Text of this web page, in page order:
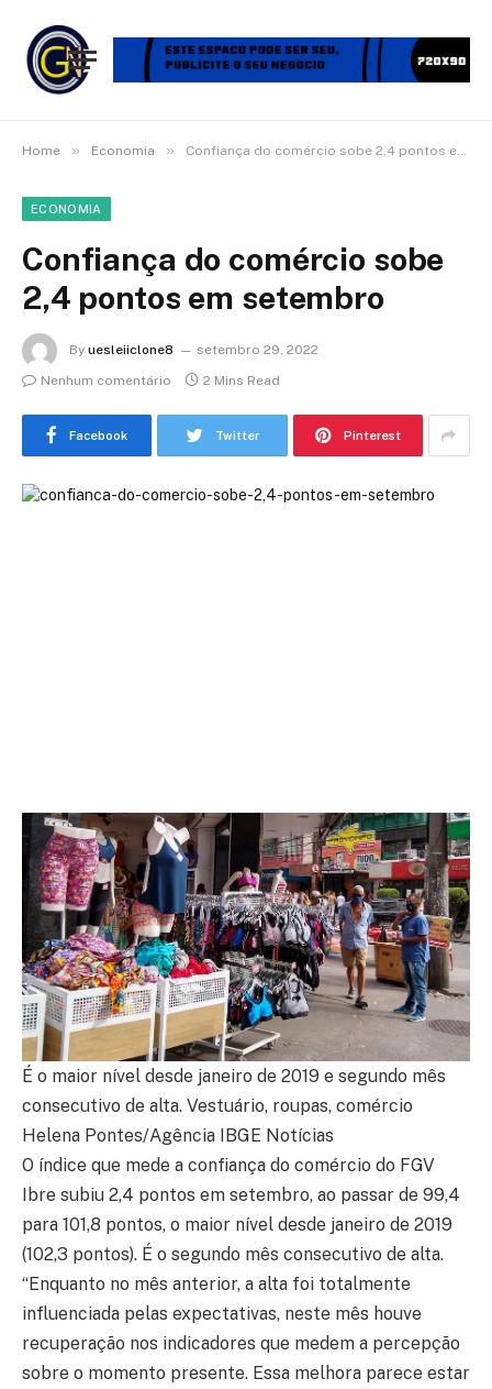
Home » Economia » Confiança do comércio sobe 2,4 pontos em setembro
ECONOMIA
Confiança do comércio sobe
2,4 pontos em setembro
By uesleiiclone8
setembro 29, 2022
Nenhum comentário
2 Mins Read
Facebook Twitter Pinterest
É o maior nível desde janeiro de 2019 e segundo mês
consecutivo de alta. Vestuário, roupas, comércio
Helena Pontes/Agência IBGE Notícias
O índice que mede a confiança do comércio do FGV
Ibre subiu 2,4 pontos em setembro, ao passar de 99,4
para 101,8 pontos, o maior nível desde janeiro de 2019
(102,3 pontos). É o segundo mês consecutivo de alta.
“Enquanto no mês anterior, a alta foi totalmente
influenciada pelas expectativas, neste mês houve
recuperação nos indicadores que medem a percepção
sobre o momento presente. Essa melhora parece estar